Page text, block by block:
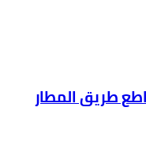
طريق المطار